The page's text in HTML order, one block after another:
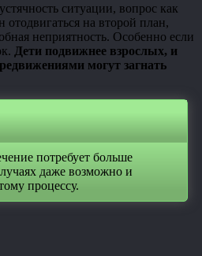
ситуации, вопрос как
на второй план,
неприятность. Особенно если
Дети подвижнее взрослых, и
могут загнать
потребует больше
даже возможно и
процессу.